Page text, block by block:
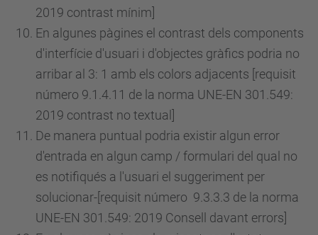
2019 contrast mínim]
En algunes pàgines el contrast dels components
d'interfície d'usuari i d'objectes gràfics podria no
arribar al 3: 1 amb els colors adjacents [requisit
número 9.1.4.11 de la norma UNE-EN 301.549:
2019 contrast no textual]
De manera puntual podria existir algun error
d'entrada en algun camp / formulari del qual no
es notifiqués a l'usuari el suggeriment per
solucionar-[requisit número 9.3.3.3 de la norma
UNE-EN 301.549: 2019 Consell davant errors]